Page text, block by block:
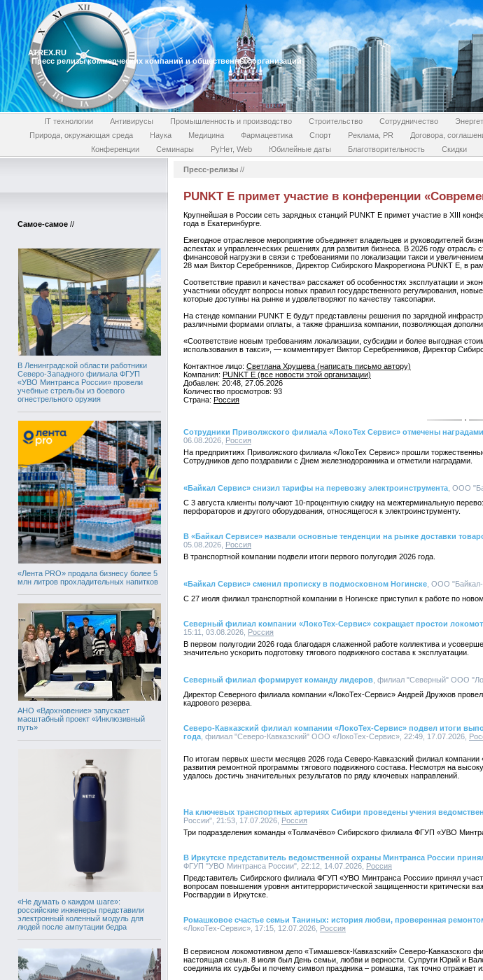
ATREX.RU
Пресс релизы коммерческих компаний и общественных организаций
IT технологии Антивирусы Промышленность и производство Строительство Сотрудничество
Природа, окружающая среда
Наука Медицина Фармацевтика Спорт Реклама, PR Договора,
Конференции
Семинары РуНет, Web Юбилейные даты Благотворительность Скидки
Самое-самое //
В Ленинградской области работники
Северо-Западного филиала ФГУП
«УВО Минтранса России» провели
учебные стрельбы из боевого
огнестрельного оружия
«Лента PRO» продала бизнесу более 5
млн литров прохладительных напитков
АНО «Вдохновение» запускает
масштабный проект «Инклюзивный
путь»
«Не думать о каждом шаге»:
российские инженеры представили
электронный коленный модуль для
людей после ампутации бедра
Пресс-релизы //
PUNKT E примет участие в конференции
Крупнейшая в России сеть зарядных станций PUNKT E примет участие в XIII
года в Екатеринбурге.
Ежегодное отраслевое мероприятие объединяет владельцев и руководителей
аспектах и управленческих решениях для развития бизнеса. В 2026 году
финансовой нагрузки в связи с требованиями по локализации такси и увеличением
28 мая Виктор Серебренников, Директор Сибирского Макрорегиона PUNKT E, в
Соответствие правил и качества» расскажет об особенностях эксплуатации и
участники обсудят вопросы новых правил государственного регулирования,
которые доступны на рынке и удовлетворяют по качеству таксопарки.
На стенде компании PUNKT E будут представлены решения по зарядной
различными формами оплаты, а также франшиза компании, позволяющая
«Соответствие новым требованиям локализации, субсидии и более выгодная
использования в такси», — комментирует Виктор Серебренников, Директор
Контактное лицо: Светлана Хрущева (написать письмо автору)
Компания: PUNKT E (все новости этой организации)
Добавлен: 20:48, 27.05.2026
Количество просмотров: 93
Страна: Россия
Сотрудники Приволжского филиала «ЛокоТех Сервис» отмечены
06.08.2026, Россия
На предприятиях Приволжского филиала «ЛокоТех Сервис» прошли
Сотрудников депо поздравили с Днем железнодорожника и отметили наградами.
«Байкал Сервис» снизил тарифы на перевозку электроинструмента , ООО
С 3 августа клиенты получают 10-процентную скидку на межтерминальную
перфораторов и другого оборудования, относящегося к электроинструменту.
В «Байкал Сервисе» назвали основные тенденции на рынке доставки
05.08.2026, Россия
В транспортной компании подвели итоги первого полугодия 2026 года.
«Байкал Сервис» сменил прописку в подмосковном Ногинске , ООО
С 27 июля филиал транспортной компании в Ногинске приступил к работе по
Северный филиал компании «ЛокоТех-Сервис» сокращает простои
15:11, 03.08.2026, Россия
В первом полугодии 2026 года благодаря слаженной работе коллектива и
значительно ускорить подготовку тягового подвижного состава к эксплуатации.
Северный филиал формирует команду лидеров , филиал "Северный" ООО
Директор Северного филиала компании «ЛокоТех-Сервис» Андрей Дружков
кадрового резерва.
Северо-Кавказский филиал компании «ЛокоТех-Сервис» подвел итоги
года , филиал "Северо-Кавказский" ООО «ЛокоТех-Сервис», 22:49, 17.07.2026,
По итогам первых шести месяцев 2026 года Северо-Кавказский филиал
развития ремонтной программы тягового подвижного состава. Несмотря на
удалось достичь значительных результатов по ряду ключевых направлений.
На ключевых транспортных артериях Сибири проведены учения
России", 21:53, 17.07.2026, Россия
Три подразделения команды «Толмачёво» Сибирского филиала ФГУП «УВО
В Иркутске представитель ведомственной охраны Минтранса России
ФГУП "УВО Минтранса России", 22:12, 14.07.2026, Россия
Представитель Сибирского филиала ФГУП «УВО Минтранса России» принял
вопросам повышения уровня антитеррористической защищенности критически
Росгвардии в Иркутске.
Ромашковое счастье семьи Таниных: история любви, проверенная
«ЛокоТех-Сервис», 17:15, 12.07.2026, Россия
В сервисном локомотивном депо «Тимашевск-Кавказский» Северо-Кавказского
настоящая семья. 8 июля был День семьи, любви и верности. Супруги Юрий и
соединила их судьбы и почему символ праздника – ромашка, так точно отражает